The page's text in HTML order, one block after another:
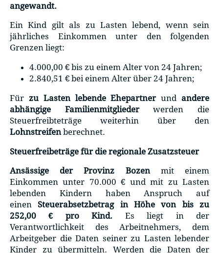
angewandt.
Ein Kind gilt als zu Lasten lebend, wenn sein
jährliches Einkommen unter den folgenden
Grenzen liegt:
4.000,00 € bis zu einem Alter von 24 Jahren;
2.840,51 € bei einem Alter über 24 Jahren;
Für zu Lasten lebende Ehepartnerund andere
abhängige Familienmitgliederwerden die
Steuerfreibteträge weiterhin über den
Lohnstreifen berechnet.
Steuerfreibeträge für die regionale Zusatzsteuer
Ansässige der Provinz Bozenmit einem
Einkommen unter 70.000 € und mit zu Lasten
lebenden Kindern haben Anspruch auf
einenSteuerabsetzbetrag in Höhe von bis zu
252,00 € pro Kind. Es liegt in der
Verantwortlichkeit des Arbeitnehmers, dem
Arbeitgeber die Daten seiner zu Lasten lebender
Kinder zu übermitteln. Werden die Daten der